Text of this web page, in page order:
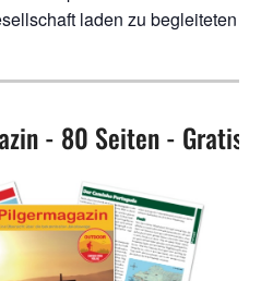
laden zu begleiteten
- 80 Seiten - Gratis!